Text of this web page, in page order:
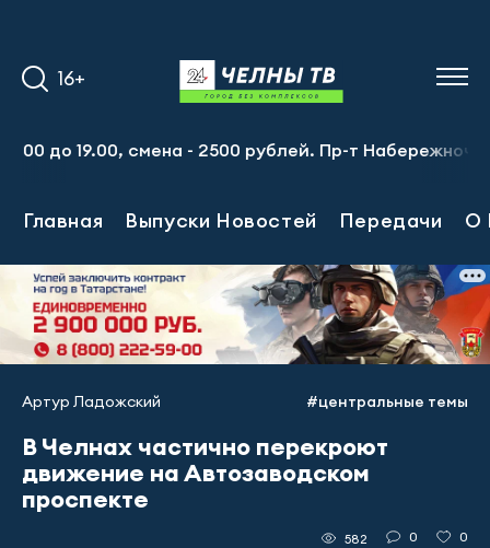
16+
19.00, смена - 2500 рублей. Пр-т
Главная Выпуски Новостей Передачи О
Артур Ладожский #центральные темы
В Челнах частично перекроют
движение на Автозаводском
проспекте
582 0 0